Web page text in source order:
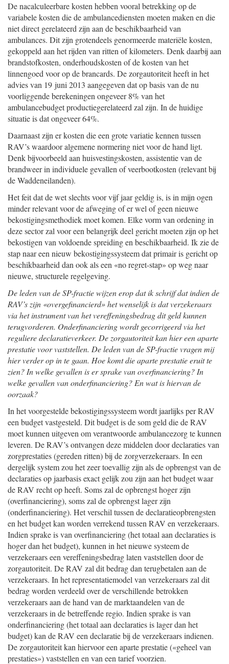
De nacalculeerbare kosten hebben vooral betrekking op de
variabele kosten die de ambulancediensten moeten maken en die
niet direct gerelateerd zijn aan de beschikbaarheid van
ambulances. Dit zijn grotendeels genormeerde materiële kosten,
gekoppeld aan het rijden van ritten of kilometers. Denk daarbij aan
brandstofkosten, onderhoudskosten of de kosten van het
linnengoed voor op de brancards. De zorgautoriteit heeft in het
advies van 19 juni 2013 aangegeven dat op basis van de nu
voorliggende berekeningen ongeveer 8% van het
ambulancebudget productiegerelateerd zal zijn. In de huidige
situatie is dat ongeveer 64%.
Daarnaast zijn er kosten die een grote variatie kennen tussen
RAV’s waardoor algemene normering niet voor de hand ligt.
Denk bijvoorbeeld aan huisvestingskosten, assistentie van de
brandweer in individuele gevallen of veerbootkosten (relevant bij
de Waddeneilanden).
Het feit dat de wet slechts voor vijf jaar geldig is, is in mijn ogen
minder relevant voor de afweging of er wel of geen nieuwe
bekostigingsmethodiek moet komen. Elke vorm van ordening in
deze sector zal voor een belangrijk deel gericht moeten zijn op het
bekostigen van voldoende spreiding en beschikbaarheid. Ik zie de
stap naar een nieuw bekostigingssysteem dat primair is gericht op
beschikbaarheid dan ook als een «no regret-stap» op weg naar
nieuwe, structurele regelgeving.
De leden van de SP-fractie wijzen erop dat ik schrijf dat indien de
RAV’s zijn «overgefinancierd» het wenselijk is dat verzekeraars
via het instrument van het vereffeningsbedrag dit geld kunnen
terugvorderen. Onderfinanciering wordt gecorrigeerd via het
reguliere declaratieverkeer. De zorgautoriteit kan hier een aparte
prestatie voor vaststellen. De leden van de SP-fractie vragen mij
hier verder op in te gaan. Hoe komt die aparte prestatie eruit te
zien? In welke gevallen is er sprake van overfinanciering? In
welke gevallen van onderfinanciering? En wat is hiervan de
oorzaak?
In het voorgestelde bekostigingssysteem wordt jaarlijks per RAV
een budget vastgesteld. Dit budget is de som geld die de RAV
moet kunnen uitgeven om verantwoorde ambulancezorg te kunnen
leveren. De RAV’s ontvangen deze middelen door declaraties van
zorgprestaties (gereden ritten) bij de zorgverzekeraars. In een
dergelijk system zou het zeer toevallig zijn als de opbrengst van de
declaraties op jaarbasis exact gelijk zou zijn aan het budget waar
de RAV recht op heeft. Soms zal de opbrengst hoger zijn
(overfinanciering), soms zal de opbrengst lager zijn
(onderfinanciering). Het verschil tussen de declaratieopbrengsten
en het budget kan worden verrekend tussen RAV en verzekeraars.
Indien sprake is van overfinanciering (het totaal aan declaraties is
hoger dan het budget), kunnen in het nieuwe systeem de
verzekeraars een vereffeningsbedrag laten vaststellen door de
zorgautoriteit. De RAV zal dit bedrag dan terugbetalen aan de
verzekeraars. In het representatiemodel van verzekeraars zal dit
bedrag worden verdeeld over de verschillende betrokken
verzekeraars aan de hand van de marktaandelen van de
verzekeraars in de betreffende regio. Indien sprake is van
onderfinanciering (het totaal aan declaraties is lager dan het
budget) kan de RAV een declaratie bij de verzekeraars indienen.
De zorgautoriteit kan hiervoor een aparte prestatie («geheel van
prestaties») vaststellen en van een tarief voorzien.